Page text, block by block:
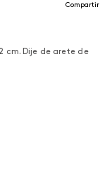
Compartir
cm. Dije de arete de